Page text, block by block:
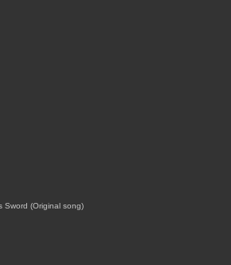
Sword (Original song)